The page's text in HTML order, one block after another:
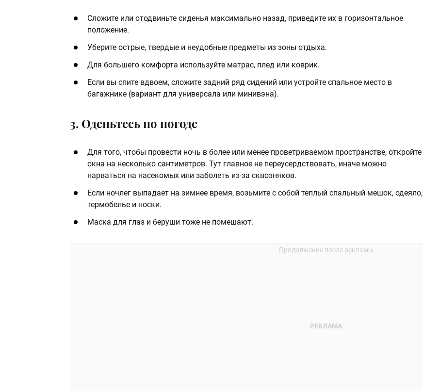
Сложите или отодвиньте сиденья максимально назад, приведите их в горизонтальное
положение.
Уберите острые, твердые и неудобные предметы из зоны отдыха.
Для большего комфорта используйте матрас, плед или коврик.
Если вы спите вдвоем, сложите задний ряд сидений или устройте спальное место в
багажнике (вариант для универсала или минивэна).
3. Оденьтесь по погоде
Для того, чтобы провести ночь в более или менее проветриваемом пространстве, откройте
окна на несколько сантиметров. Тут главное не переусердствовать, иначе можно
нарваться на насекомых или заболеть из-за сквозняков.
Если ночлег выпадает на зимнее время, возьмите с собой теплый спальный мешок, одеяло,
термобелье и носки.
Маска для глаз и беруши тоже не помешают.